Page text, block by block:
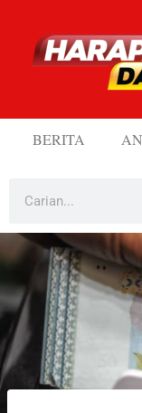
BERITA